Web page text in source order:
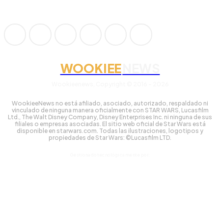
WOOKIEE
WookieeNews no está afiliado, asociado, autorizado, respaldado ni
vinculado de ninguna manera oficialmente con STAR WARS, Lucasfilm
Ltd., The Walt Disney Company, Disney Enterprises Inc. ni ninguna de sus
filiales o empresas asociadas. El sitio web oficial de Star Wars está
disponible en starwars.com. Todas las ilustraciones, logotipos y
propiedades de Star Wars: ©Lucasfilm LTD.